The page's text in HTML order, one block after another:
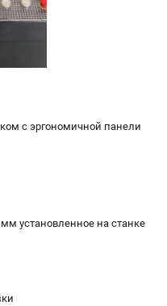
с эргономичной панели
установленное на станке